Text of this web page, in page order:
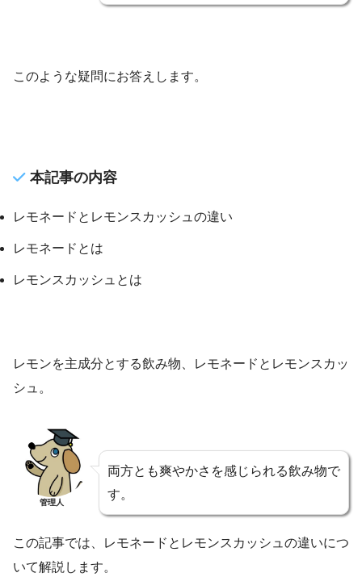
このような疑問にお答えします。
本記事の内容
レモネードとレモンスカッシュの違い
レモネードとは
レモンスカッシュとは
レモンを主成分とする飲み物、レモネードとレモンスカッ
シュ。
管理人
両方とも爽やかさを感じられる飲み物で
す。
この記事では、レモネードとレモンスカッシュの違いにつ
いて解説します。